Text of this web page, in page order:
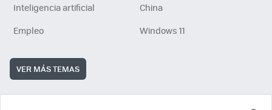
Inteligencia artificial
China
Empleo
Windows 11
VER MÁS TEMAS